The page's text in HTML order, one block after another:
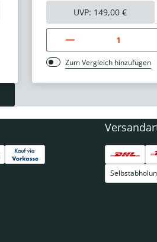
UVP: 149,00 €
Zum Vergleich hinzufügen